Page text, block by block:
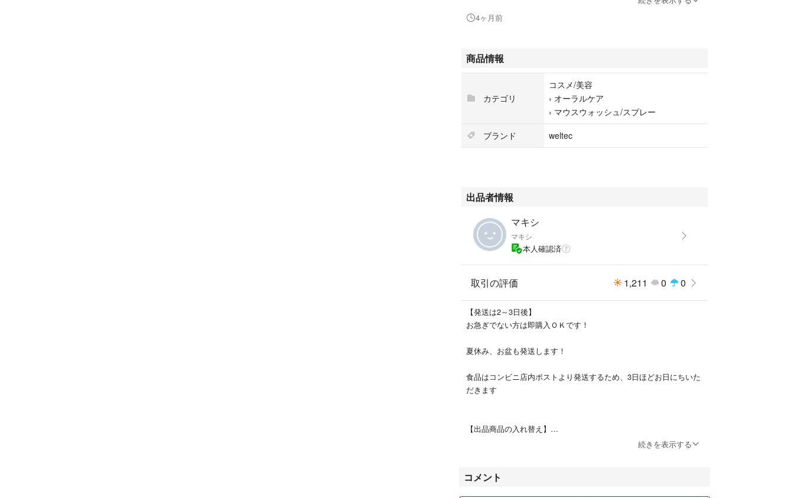
2026年3月購入
#コンクール
#マウスウォッシュ
4ヶ月前
商品情報
カテゴリ
コスメ/美容
› オーラルケア
› マウスウォッシュ/スプレー
ブランド
weltec
出品者情報
マキシ
マキシ
本人確認済
取引の評価 1,211 0 0
【発送は2～3日後】
お急ぎでない方は即購入ＯＫです！
夏休み、お盆も発送します！
食品はコンビニ店内ポストより発送するため、3日ほどお日にちいた
だきます
【出品商品の入れ替え】
商品は随時入れ替えしますので、いいねがついていても削除する場合
しまった場合は、承認せず出品を取り消します。
続きを表示する
コメント